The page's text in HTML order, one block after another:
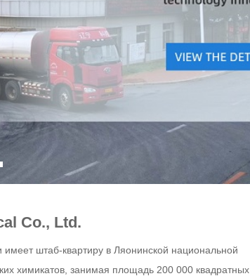
Co., Ltd.
штаб-квартиру в Ляонинской национальной
химикатов, занимая площадь 200 000 квадратных